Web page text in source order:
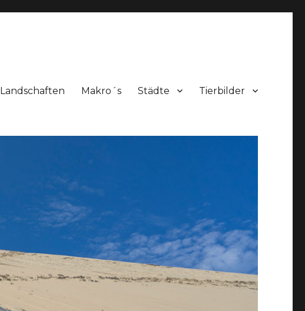
Landschaften Makro´s Städte Tierbilder